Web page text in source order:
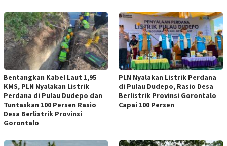
Bentangkan Kabel Laut 1,95
KMS, PLN Nyalakan Listrik
Perdana di Pulau Dudepo dan
Tuntaskan 100 Persen Rasio
Desa Berlistrik Provinsi
Gorontalo
PLN Nyalakan Listrik Perdana
di Pulau Dudepo, Rasio Desa
Berlistrik Provinsi Gorontalo
Capai 100 Persen